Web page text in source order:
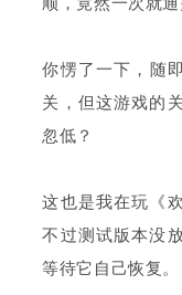
你愣了一下，随
关，但这游戏的
忽低？
这也是我在玩《
不过测试版本没
等待它自己恢复。